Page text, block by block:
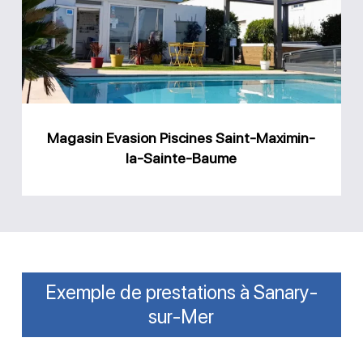
Saint-
Maximin-
la-
Sainte-
Magasin Evasion Piscines Saint-Maximin-
la-Sainte-Baume
Exemple de prestations à Sanary-
sur-Mer